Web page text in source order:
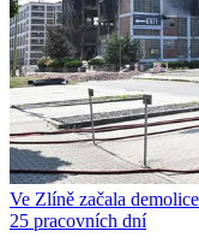
Ve Zlíně začala
25 pracovních dní